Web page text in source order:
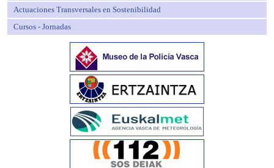
Actuaciones Transversales en Sostenibilidad
Cursos - Jornadas